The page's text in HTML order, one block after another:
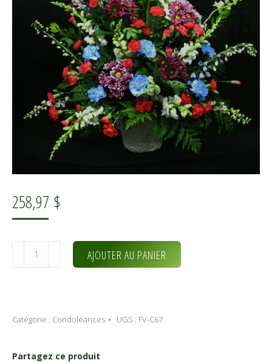
258,97 $
quantité
de
(FV-
AJOUTER AU PANIER
Catégorie : Condoléances UGS : FV-C67
Partagez ce produit